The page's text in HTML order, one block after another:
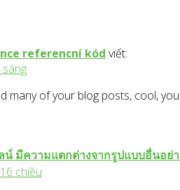
referencní kód viết:
sáng
many of your blog posts, cool,
มีความแตกต่างจากรูปแบบอื่นอย่า
chiều